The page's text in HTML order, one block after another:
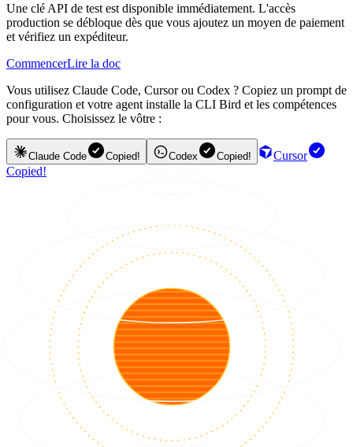
Une clé API de test est disponible immédiatement. L'accès
production se débloque dès que vous ajoutez un moyen de paiement
et vérifiez un expéditeur.
CommencerLire la doc
Vous utilisez Claude Code, Cursor ou Codex ? Copiez un prompt de
configuration et votre agent installe la CLI Bird et les compétences
pour vous. Choisissez le vôtre :
Claude Code Copied! Codex Copied!
Cursor
Copied!